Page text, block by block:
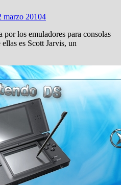
marzo 20104
por los emuladores para consolas
es Scott Jarvis, un